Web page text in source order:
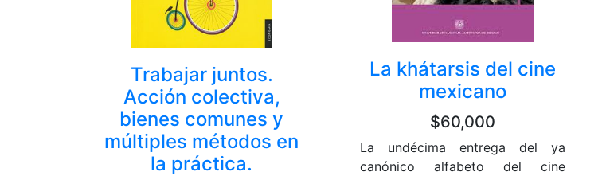
Trabajar juntos.
Acción colectiva,
bienes comunes y
múltiples métodos en
la práctica.
La khátarsis del cine
mexicano
$60,000
La undécima entrega del ya
canónico alfabeto del cine